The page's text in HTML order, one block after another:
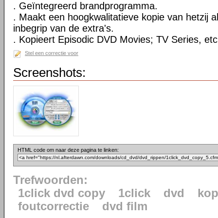
. Geïntegreerd brandprogramma.
. Maakt een hoogkwalitatieve kopie van hetzij
inbegrip van de extra's.
. Kopieert Episodic DVD Movies; TV Series,
Stel een correctie voor
Screenshots:
HTML code om naar deze pagina te linken:
Trefwoorden:
1click dvd copy
1click dvd
foutcorrectie
dvd film